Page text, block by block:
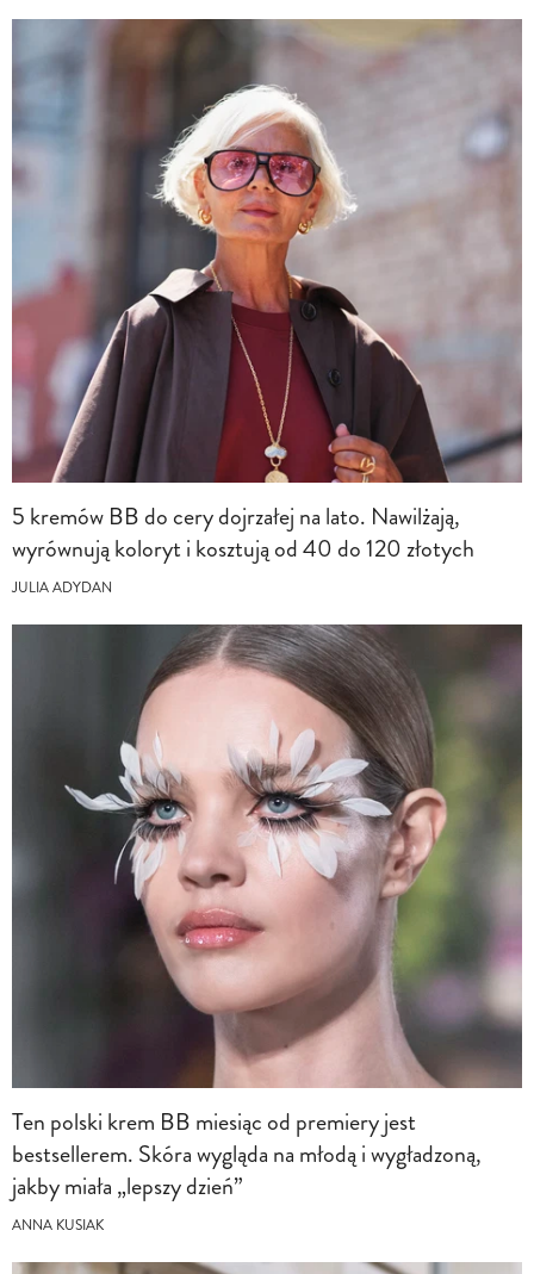
5 kremów BB do cery dojrzałej na lato. Nawilżają,
wyrównują koloryt i kosztują od 40 do 120 złotych
JULIA ADYDAN
Ten polski krem BB miesiąc od premiery jest
bestsellerem. Skóra wygląda na młodą i wygładzoną,
jakby miała „lepszy dzień”
ANNA KUSIAK